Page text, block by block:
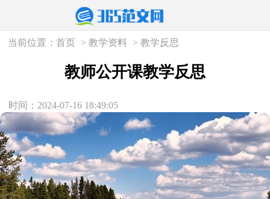
当前位置：首页 >教学资料 >教学反思
教师公开课教学反思
时间：2024-07-16 18:49:05